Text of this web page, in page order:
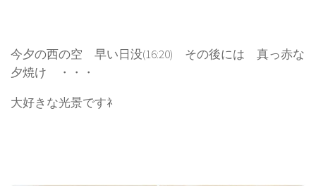
今夕の西の空 早い日没(16:20) その後には 真っ赤な
夕焼け ・・・
大好きな光景ですﾈ